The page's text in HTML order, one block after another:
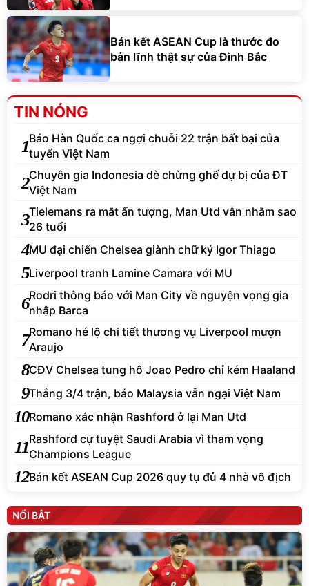
Bán kết ASEAN Cup là thước đo
bản lĩnh thật sự của Đình Bắc
TIN NÓNG
1Báo Hàn Quốc ca ngợi chuỗi 22 trận bất bại của
tuyển Việt Nam
2Chuyên gia Indonesia dè chừng ghế dự bị của ĐT
Việt Nam
3Tielemans ra mắt ấn tượng, Man Utd vẫn nhắm sao
26 tuổi
4MU đại chiến Chelsea giành chữ ký Igor Thiago
5Liverpool tranh Lamine Camara với MU
6Rodri thông báo với Man City về nguyện vọng gia
nhập Barca
7Romano hé lộ chi tiết thương vụ Liverpool mượn
Araujo
8CĐV Chelsea tung hô Joao Pedro chỉ kém Haaland
9Thắng 3/4 trận, báo Malaysia vẫn ngại Việt Nam
10Romano xác nhận Rashford ở lại Man Utd
11Rashford cự tuyệt Saudi Arabia vì tham vọng
Champions League
12Bán kết ASEAN Cup 2026 quy tụ đủ 4 nhà vô địch
NỔI BẬT